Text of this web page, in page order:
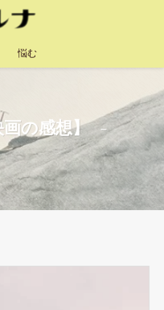
悩む
の感想】
–